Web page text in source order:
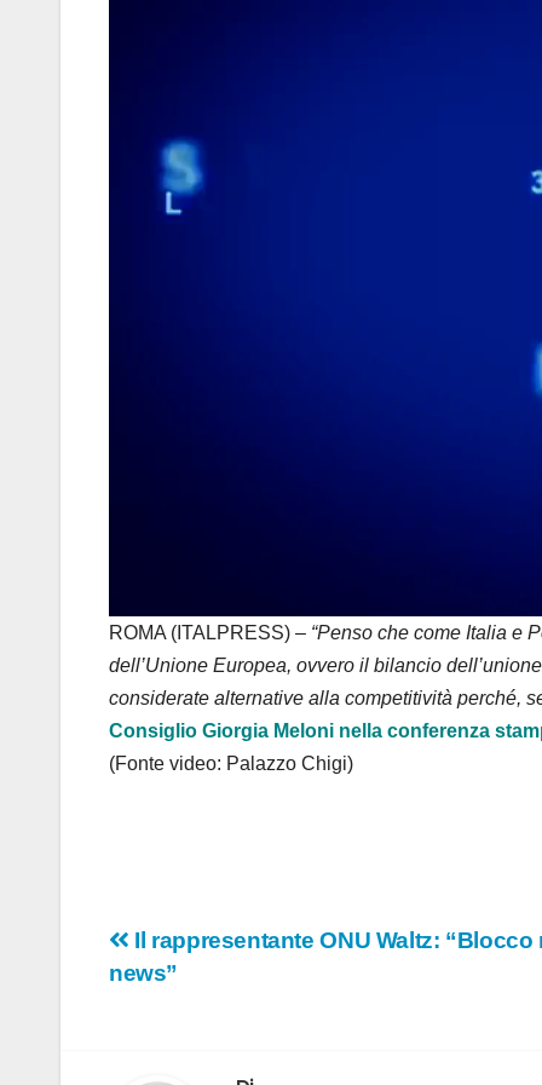
ROMA (ITALPRESS) – “Penso che come Italia e
dell’Unione Europea, ovvero il bilancio
considerate alternative alla competitività perché,
Consiglio Giorgia Meloni nella conferenza
(Fonte video: Palazzo Chigi)
Navigazione
Il rappresentante ONU Waltz:
news”